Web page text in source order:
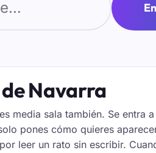
Navarra
media sala también. Se
pones cómo quieres
leer un rato sin escribir.